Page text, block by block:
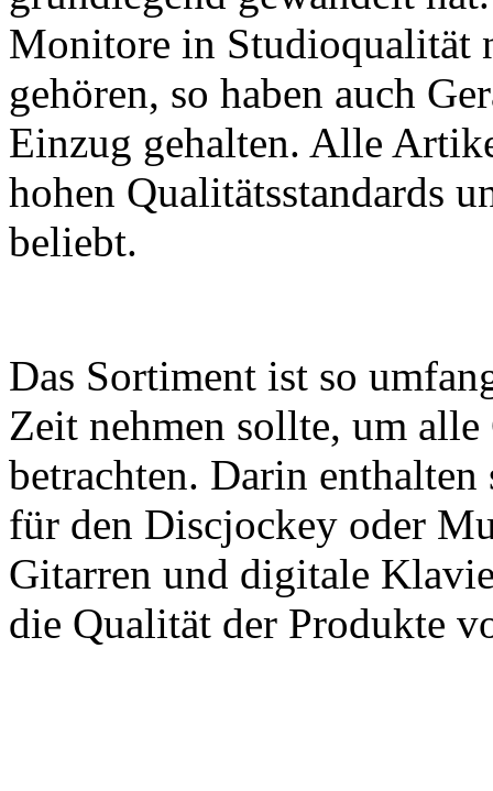
Monitore in Studioqualität
gehören, so haben auch
Einzug gehalten. Alle
hohen Qualitätsstandards
beliebt.
Das Sortiment ist so
Zeit nehmen sollte, um
betrachten. Darin
für den Discjockey oder
Gitarren und digitale
die Qualität der Produkte